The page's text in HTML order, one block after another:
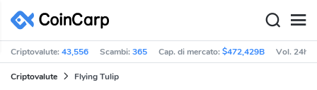
Criptovalute:43,556 Scambi:365 Cap. di mercato:$472,429B Vol. 24h:
Criptovalute Flying Tulip